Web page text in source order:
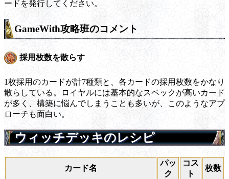
ードを発行してください。
GameWith攻略班のコメント
採用枚数を散らす
1枚採用のカードが計7種類と、各カードの採用枚数をかなり
散らしている。ロイヤルには基本的なスペックが高いカード
が多く、構築に悩んでしまうことも多いが、このようなアプ
ローチも面白い。
ウィッチデッキのレシピ
カード名
パッ
ク
コス
ト
枚数